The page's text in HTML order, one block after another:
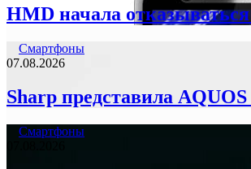
HMD начала
Смартфоны
07.08.2026
Sharp представила
Смартфоны